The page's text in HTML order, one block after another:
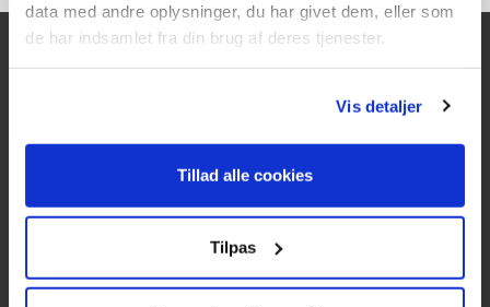
data med andre oplysninger, du har givet dem, eller som
de har indsamlet fra din brug af deres tjenester.
Vis detaljer
Tillad alle cookies
Tilpas
5260 Odense S